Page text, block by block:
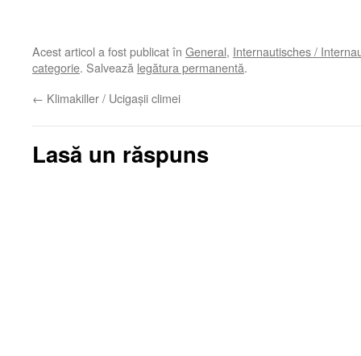
Acest articol a fost publicat în General, Internautisches /
categorie. Salvează legătura permanentă.
← Klimakiller / Ucigaşii climei
Lasă un răspuns